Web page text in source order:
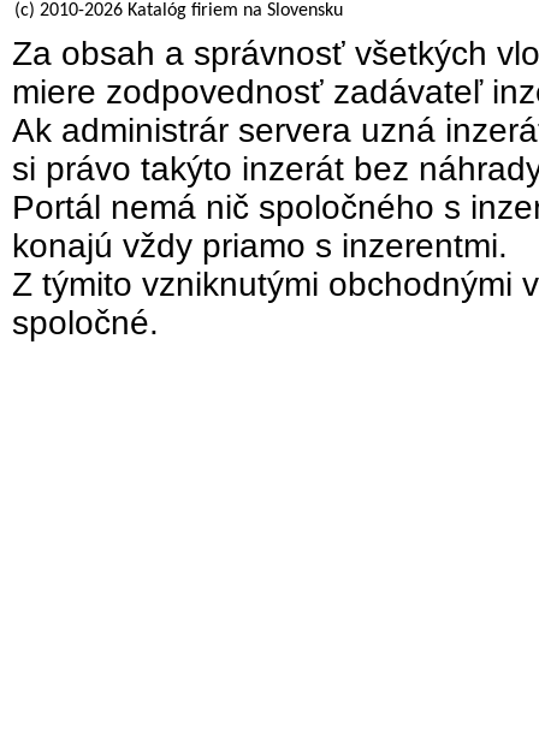
(c) 2010-2026 Katalóg firiem na Slovensku
Za obsah a správnosť všetkých
miere zodpovednosť zadávateľ
Ak administrár servera uzná
si právo takýto inzerát bez
Portál nemá nič spoločného s
konajú vždy priamo s inzerentmi.
Z týmito vzniknutými obchodnými
spoločné.